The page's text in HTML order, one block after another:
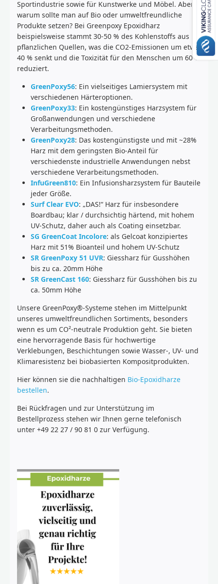
Sportindustrie sowie für Kunstwerke und Möbel. Aber
warum sollte man auf Bio oder umweltfreundliche
Produkte setzen? Bei Greenpoxy Epoxidharz
beispielsweise stammt 30-50 % des Kohlenstoffs aus
pflanzlichen Quellen, was die CO2-Emissionen um etwa
40 % senkt und die Toxizität für den Menschen um 60 %
reduziert.
GreenPoxy56: Ein vielseitiges Lamiersystem mit
verschiedenen Härteroptionen.
GreenPoxy33: Ein kostengünstiges Harzsystem für
Großanwendungen und verschiedene
Verarbeitungsmethoden.
GreenPoxy28: Das kostengünstigste und mit ~28%
Harz mit dem geringsten Bio-Anteil für
verschiedenste industrielle Anwendungen nebst
verschiedene Verarbeitungsmethoden.
InfuGreen810: Ein Infusionsharzsystem für Bauteile
jeder Größe.
Surf Clear EVO: „DAS!“ Harz für insbesondere
Boardbau; klar / durchsichtig härtend, mit hohem
UV-Schutz, daher auch als Coating einsetzbar.
SG GreenCoat Incolore: als Gelcoat konzipiertes
Harz mit 51% Bioanteil und hohem UV-Schutz
SR GreenPoxy 51 UVR: Giessharz für Gusshöhen
bis zu ca. 20mm Höhe
SR GreenCast 160: Giessharz für Gusshöhen bis zu
ca. 50mm Höhe
Unsere GreenPoxy®-Systeme stehen im Mittelpunkt
unseres umweltfreundlichen Sortiments, besonders
wenn es um CO²-neutrale Produktion geht. Sie bieten
eine hervorragende Basis für hochwertige
Verklebungen, Beschichtungen sowie Wasser-, UV- und
Klimaresistenz bei biobasierten Kompositprodukten.
Hier können sie die nachhaltigen Bio-Epoxidharze
bestellen.
Bei Rückfragen und zur Unterstützung im
Bestellprozess stehen wir Ihnen gerne telefonisch
unter +49 22 27 / 90 81 0 zur Verfügung.